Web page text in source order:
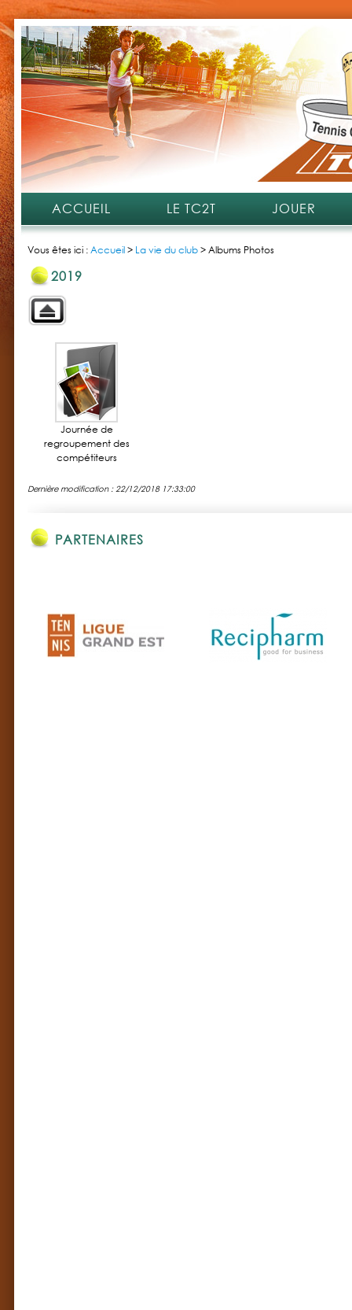
ACCUEIL LE TC2T JOUER
Vous êtes ici :Accueil> La vie du club>Albums Photos
2019
Journée de
regroupement des
compétiteurs
Dernière modification : 22/12/2018 17:33:00
PARTENAIRES